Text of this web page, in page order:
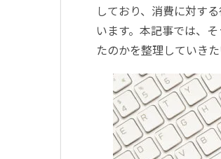
しており、消費に対す
います。本記事では、
たのかを整理していきた